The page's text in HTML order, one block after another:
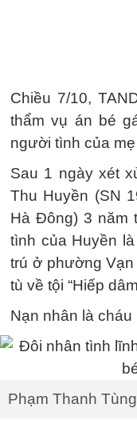
Chiều 7/10,
thẩm vụ án bé
người tình của
Sau 1 ngày xét
Thu Huyền (SN
Hà Đông) 3 năm
tình của Huyền
trú ở phường
tù về tội “Hiếp
Nạn nhân là
Phạm Thanh